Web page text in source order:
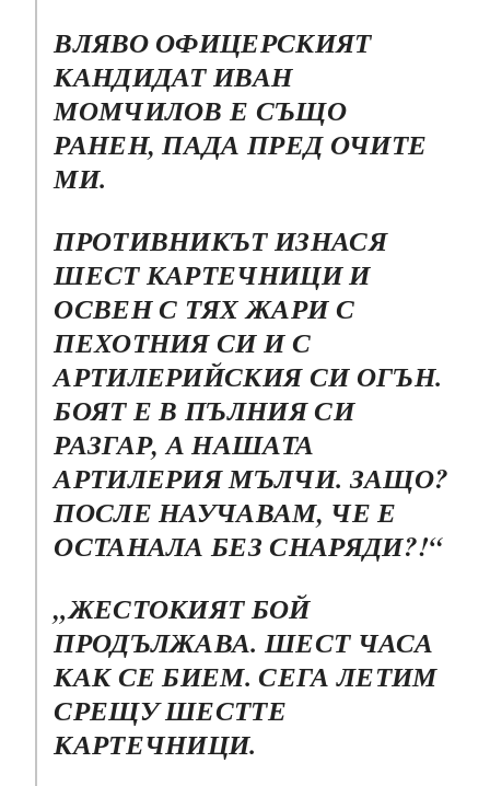
ВЛЯВО ОФИЦЕРСКИЯТ
КАНДИДАТ ИВАН
МОМЧИЛОВ Е СЪЩО
РАНЕН, ПАДА ПРЕД ОЧИТЕ
МИ.
ПРОТИВНИКЪТ ИЗНАСЯ
ШЕСТ КАРТЕЧНИЦИ И
ОСВЕН С ТЯХ ЖАРИ С
ПЕХОТНИЯ СИ И С
АРТИЛЕРИЙСКИЯ СИ ОГЪН.
БОЯТ Е В ПЪЛНИЯ СИ
РАЗГАР, А НАШАТА
АРТИЛЕРИЯ МЪЛЧИ. ЗАЩО?
ПОСЛЕ НАУЧАВАМ, ЧЕ Е
ОСТАНАЛА БЕЗ СНАРЯДИ?!“
„ЖЕСТОКИЯТ БОЙ
ПРОДЪЛЖАВА. ШЕСТ ЧАСА
КАК СЕ БИЕМ. СЕГА ЛЕТИМ
СРЕЩУ ШЕСТТЕ
КАРТЕЧНИЦИ.